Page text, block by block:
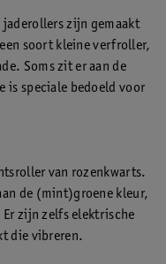
jaderollers zijn gemaakt
soort kleine verfroller,
Soms zit er aan de
is speciale bedoeld voor
van rozenkwarts.
de (mint)groene kleur,
zijn zelfs elektrische
die vibreren.